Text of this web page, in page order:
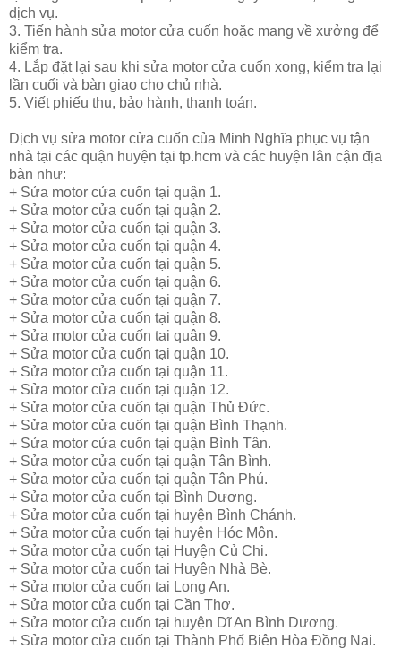
dịch vụ.
3. Tiến hành sửa motor cửa cuốn hoặc mang về xưởng để
kiểm tra.
4. Lắp đặt lại sau khi sửa motor cửa cuốn xong, kiểm tra lại
lần cuối và bàn giao cho chủ nhà.
5. Viết phiếu thu, bảo hành, thanh toán.
Dịch vụ sửa motor cửa cuốn của Minh Nghĩa phục vụ tận
nhà tại các quận huyện tại tp.hcm và các huyện lân cận địa
bàn như:
+ Sửa motor cửa cuốn tại quận 1.
+ Sửa motor cửa cuốn tại quận 2.
+ Sửa motor cửa cuốn tại quận 3.
+ Sửa motor cửa cuốn tại quận 4.
+ Sửa motor cửa cuốn tại quận 5.
+ Sửa motor cửa cuốn tại quận 6.
+ Sửa motor cửa cuốn tại quận 7.
+ Sửa motor cửa cuốn tại quận 8.
+ Sửa motor cửa cuốn tại quận 9.
+ Sửa motor cửa cuốn tại quận 10.
+ Sửa motor cửa cuốn tại quận 11.
+ Sửa motor cửa cuốn tại quận 12.
+ Sửa motor cửa cuốn tại quận Thủ Đức.
+ Sửa motor cửa cuốn tại quận Bình Thạnh.
+ Sửa motor cửa cuốn tại quận Bình Tân.
+ Sửa motor cửa cuốn tại quận Tân Bình.
+ Sửa motor cửa cuốn tại quận Tân Phú.
+ Sửa motor cửa cuốn tại Bình Dương.
+ Sửa motor cửa cuốn tại huyện Bình Chánh.
+ Sửa motor cửa cuốn tại huyện Hóc Môn.
+ Sửa motor cửa cuốn tại Huyện Củ Chi.
+ Sửa motor cửa cuốn tại Huyện Nhà Bè.
+ Sửa motor cửa cuốn tại Long An.
+ Sửa motor cửa cuốn tại Cần Thơ.
+ Sửa motor cửa cuốn tại huyện Dĩ An Bình Dương.
+ Sửa motor cửa cuốn tại Thành Phố Biên Hòa Đồng Nai.